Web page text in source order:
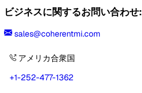
ビジネスに関するお問い合わせ:
sales@coherentmi.com
アメリカ合衆国
+1-252-477-1362